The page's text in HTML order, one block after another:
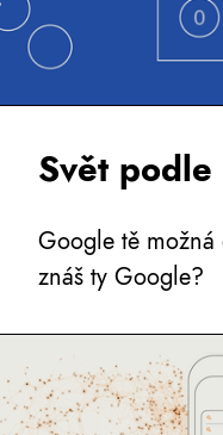
Svět
Google tě
znáš ty Google?